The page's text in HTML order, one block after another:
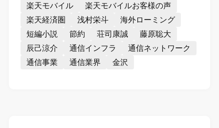
楽天モバイル
楽天モバイルお客様の声
楽天経済圏
浅村栄斗
海外ローミング
短編小説
節約 荘司康誠
藤原聡大
辰己涼介
通信インフラ
通信ネットワーク
通信事業
通信業界 金沢